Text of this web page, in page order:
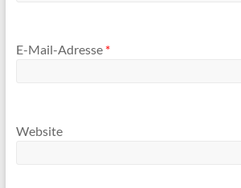
E-Mail-Adresse *
Website